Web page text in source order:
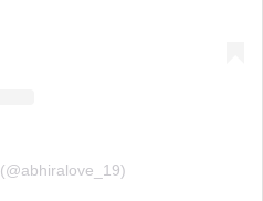
(@abhiralove_19)